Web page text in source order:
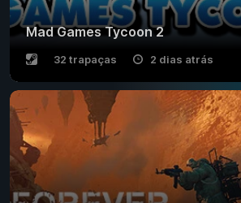
Mad Games Tycoon 2
32 trapaças 2 dias atrás